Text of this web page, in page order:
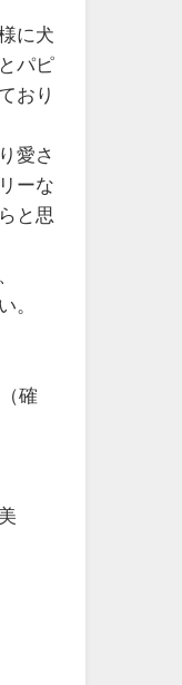
に犬
パピ
おり
愛さ
ーな
と思
。
確